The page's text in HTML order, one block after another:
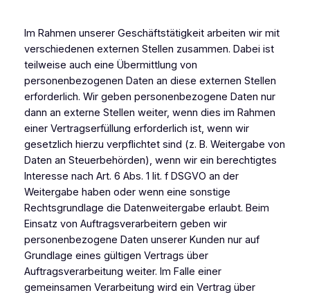
Im Rahmen unserer Geschäftstätigkeit arbeiten wir mit
verschiedenen externen Stellen zusammen. Dabei ist
teilweise auch eine Übermittlung von
personenbezogenen Daten an diese externen Stellen
erforderlich. Wir geben personenbezogene Daten nur
dann an externe Stellen weiter, wenn dies im Rahmen
einer Vertragserfüllung erforderlich ist, wenn wir
gesetzlich hierzu verpflichtet sind (z. B. Weitergabe von
Daten an Steuerbehörden), wenn wir ein berechtigtes
Interesse nach Art. 6 Abs. 1 lit. f DSGVO an der
Weitergabe haben oder wenn eine sonstige
Rechtsgrundlage die Datenweitergabe erlaubt. Beim
Einsatz von Auftragsverarbeitern geben wir
personenbezogene Daten unserer Kunden nur auf
Grundlage eines gültigen Vertrags über
Auftragsverarbeitung weiter. Im Falle einer
gemeinsamen Verarbeitung wird ein Vertrag über